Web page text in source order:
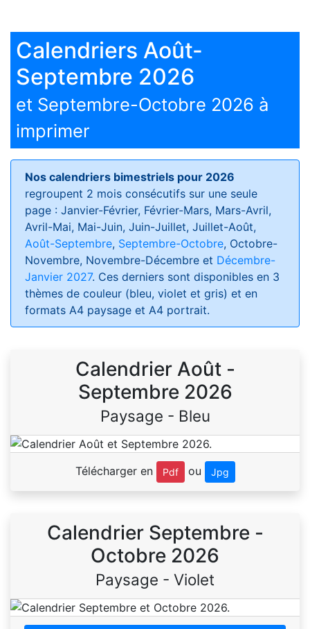
Calendriers Août-
Septembre 2026
et Septembre-Octobre 2026 à
imprimer
Nos calendriers bimestriels pour 2026
regroupent 2 mois consécutifs sur une seule
page : Janvier-Février, Février-Mars, Mars-Avril,
Avril-Mai, Mai-Juin, Juin-Juillet, Juillet-Août,
Août-Septembre, Septembre-Octobre, Octobre-
Novembre, Novembre-Décembre et Décembre-
Janvier 2027. Ces derniers sont disponibles en 3
thèmes de couleur (bleu, violet et gris) et en
formats A4 paysage et A4 portrait.
Calendrier Août -
Septembre 2026
Paysage - Bleu
Télécharger en Pdf ou Jpg
Calendrier Septembre -
Octobre 2026
Paysage - Violet